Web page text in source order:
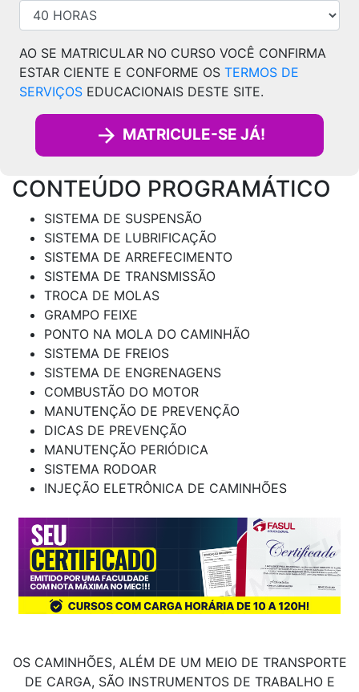
AO SE MATRICULAR NO CURSO VOCÊ CONFIRMA
ESTAR CIENTE E CONFORME OS TERMOS DE
SERVIÇOS EDUCACIONAIS DESTE SITE.
MATRICULE-SE JÁ!
CONTEÚDO PROGRAMÁTICO
SISTEMA DE SUSPENSÃO
SISTEMA DE LUBRIFICAÇÃO
SISTEMA DE ARREFECIMENTO
SISTEMA DE TRANSMISSÃO
TROCA DE MOLAS
GRAMPO FEIXE
PONTO NA MOLA DO CAMINHÃO
SISTEMA DE FREIOS
SISTEMA DE ENGRENAGENS
COMBUSTÃO DO MOTOR
MANUTENÇÃO DE PREVENÇÃO
DICAS DE PREVENÇÃO
MANUTENÇÃO PERIÓDICA
SISTEMA RODOAR
INJEÇÃO ELETRÔNICA DE CAMINHÕES
OS CAMINHÕES, ALÉM DE UM MEIO DE TRANSPORTE
DE CARGA, SÃO INSTRUMENTOS DE TRABALHO E